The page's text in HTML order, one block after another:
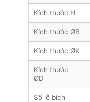
Kích thước H
Kích thước ØB
Kích thước ØK
Kích thước
ØD
Số lỗ bích